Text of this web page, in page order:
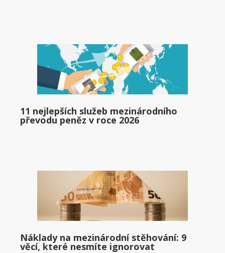
11 nejlepších služeb mezinárodního
převodu peněz v roce 2026
Náklady na mezinárodní stěhování: 9
věcí, které nesmíte ignorovat